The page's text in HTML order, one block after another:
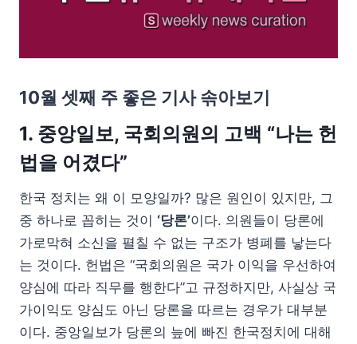
10월 셋째 주 좋은 기사 솎아보기
1. 중앙일보, 국회의원의 고백 “나는 헌
법을 어겼다”
한국 정치는 왜 이 모양일까? 많은 원인이 있지만, 그
중 하나로 꼽히는 것이 ‘당론’이다. 의원들이 당론에
가로막혀 소신을 펼칠 수 없는 구조가 병폐를 낳는다
는 것이다. 헌법은 “국회의원은 국가 이익을 우선하여
양심에 따라 직무를 행한다”고 규정하지만, 사실상 국
가이익도 양심도 아닌 당론을 따르는 경우가 대부분
이다. 중앙일보가 당론의 늪에 빠진 한국정치에 대해